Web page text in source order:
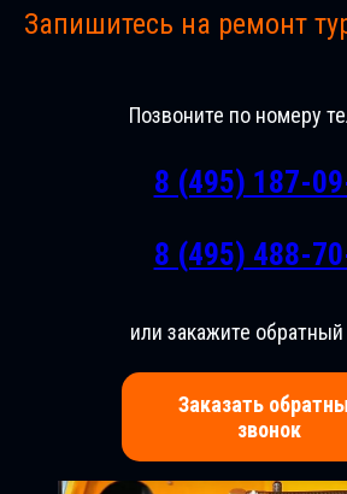
Запишитесь на ремонт
Позвоните по номеру
8 (495) 187-
8 (495) 488-
или закажите
Заказать
звонок